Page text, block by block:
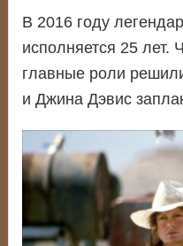
В 2016 году
исполняется 25 лет.
главные роли
и Джина Дэвис